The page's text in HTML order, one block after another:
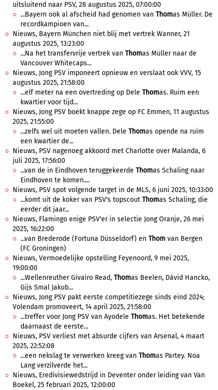
uitsluitend naar PSV, 28 augustus 2025, 07:00:00
...Bayern ook al afscheid had genomen van Thomas Müller. De
recordkampioen van...
Nieuws, Bayern München niet blij met vertrek Wanner, 21
augustus 2025, 13:23:00
...Na het transfervrije vertrek van Thomas Müller naar de
Vancouver Whitecaps...
Nieuws, Jong PSV imponeert opnieuw en verslaat ook VVV, 15
augustus 2025, 21:58:00
...elf meter na een overtreding op Dele Thomas. Ruim een
kwartier voor tijd...
Nieuws, Jong PSV boekt knappe zege op FC Emmen, 11 augustus
2025, 21:55:00
...zelfs wel uit moeten vallen. Dele Thomas opende na ruim
een kwartier de...
Nieuws, PSV nagenoeg akkoord met Charlotte over Malanda, 6
juli 2025, 17:56:00
...van de in Eindhoven teruggekeerde Thomas Schaling naar
Eindhoven te komen....
Nieuws, PSV spot volgende target in de MLS, 6 juni 2025, 10:33:00
...komt uit de koker van PSV's topscout Thomas Schaling, die
eerder dit jaar...
Nieuws, Flamingo enige PSV'er in selectie Jong Oranje, 26 mei
2025, 16:22:00
...van Brederode (Fortuna Düsseldorf) en Thom van Bergen
(FC Groningen)
Nieuws, Vermoedelijke opstelling Feyenoord, 9 mei 2025,
19:00:00
...Wellenreuther Givairo Read, Thomas Beelen, Dávid Hancko,
Gijs Smal Jakub...
Nieuws, Jong PSV pakt eerste competitiezege sinds eind 2024;
Volendam promoveert, 14 april 2025, 21:58:00
...treffer voor Jong PSV van Ayodele Thomas. Het betekende
daarnaast de eerste...
Nieuws, PSV verliest met absurde cijfers van Arsenal, 4 maart
2025, 22:52:08
...een nekslag te verwerken kreeg van Thomas Partey. Noa
Lang verzilverde het...
Nieuws, Eredivisiewedstrijd in Deventer onder leiding van Van
Boekel, 25 februari 2025, 12:00:00